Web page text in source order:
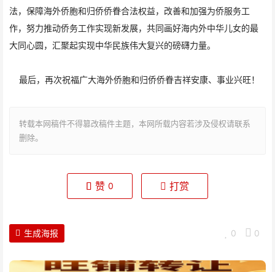
法，保障海外侨胞和归侨侨眷合法权益，改善和加强为侨服务工
作，努力推动侨务工作实现新发展，共同画好海内外中华儿女的最
大同心圆，汇聚起实现中华民族伟大复兴的磅礴力量。
最后，再次祝福广大海外侨胞和归侨侨眷吉祥安康、事业兴旺！
转载本网稿件不得篡改稿件主题，本网所载内容若涉及侵权请联系
删除。
赞 0 打赏
0 0
生成海报